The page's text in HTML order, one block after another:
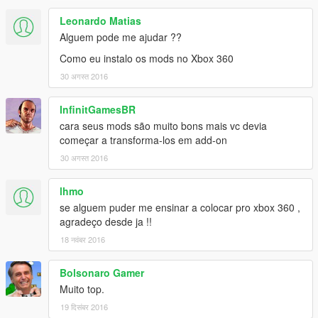
Motorcycle created by:
Humster3D
Pedro Ferreira
(HEADS UP)
Please respect the authors who converted and who created
when posting on websites or on youtube anywhere put the
credits if they will not put my channel alright but put the name
(BetoPHGames) thank you and good game.
Leonardo Matias
Alguem pode me ajudar ??
Como eu instalo os mods no Xbox 360
30 अगस्त 2016
InfinitGamesBR
cara seus mods são muito bons mais vc devia
começar a transforma-los em add-on
30 अगस्त 2016
lhmo
se alguem puder me ensinar a colocar pro xbox 360 ,
agradeço desde ja !!
18 नवंबर 2016
Bolsonaro Gamer
Muito top.
19 दिसंबर 2016